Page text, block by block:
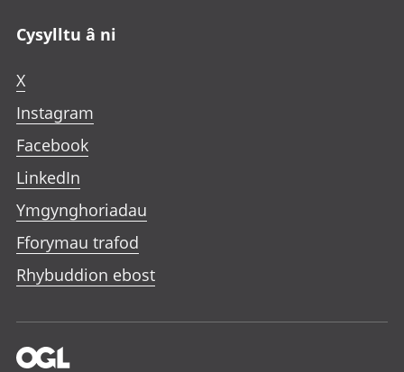
Cysylltu â ni
X
Instagram
Facebook
LinkedIn
Ymgynghoriadau
Fforymau trafod
Rhybuddion ebost